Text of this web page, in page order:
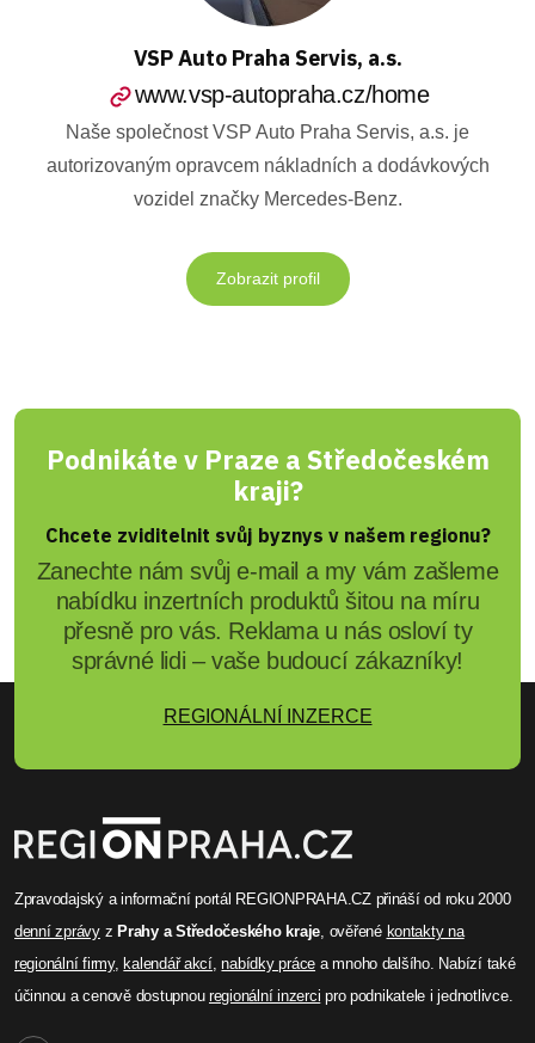
VSP Auto Praha Servis, a.s.
www.vsp-autopraha.cz/home
Naše společnost VSP Auto Praha Servis, a.s. je
autorizovaným opravcem nákladních a dodávkových
vozidel značky Mercedes-Benz.
Zobrazit profil
Podnikáte v Praze a Středočeském
kraji?
Chcete zviditelnit svůj byznys v našem regionu?
Zanechte nám svůj e-mail a my vám zašleme
nabídku inzertních produktů šitou na míru
přesně pro vás. Reklama u nás osloví ty
správné lidi – vaše budoucí zákazníky!
REGIONÁLNÍ INZERCE
Zpravodajský a informační portál REGIONPRAHA.CZ přináší od roku 2000
denní zprávyz Prahy a Středočeského kraje, ověřené kontakty na
regionální firmy, kalendář akcí,nabídky práce a mnoho dalšího. Nabízí také
účinnou a cenově dostupnou regionální inzerci pro podnikatele i jednotlivce.